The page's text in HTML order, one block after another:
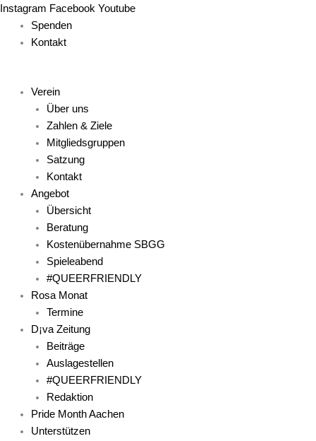
Zum
Inhalt
springen
Instagram Facebook Youtube
Main
Menu
Spenden
Kontakt
Main
Menu
Verein
Über uns
Zahlen & Ziele
Mitgliedsgruppen
Satzung
Kontakt
Angebot
Übersicht
Beratung
Kostenübernahme SBGG
Spieleabend
#QUEERFRIENDLY
Rosa Monat
Termine
D¡va Zeitung
Beiträge
Auslagestellen
#QUEERFRIENDLY
Redaktion
Pride Month Aachen
Unterstützen
Main
Menu
Main
Menu
Main
Menu